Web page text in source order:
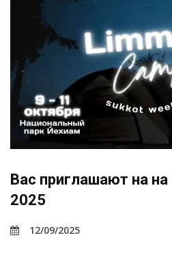
Вас приглашают на
2025
12/09/2025